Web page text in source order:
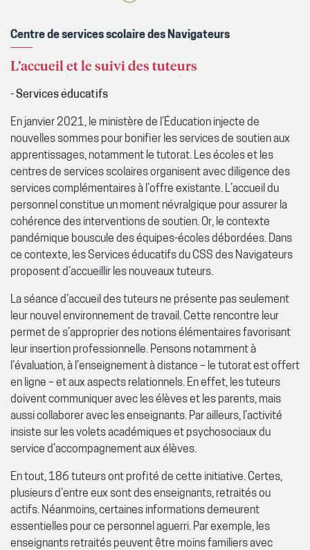
Centre de services scolaire des Navigateurs
L’accueil et le suivi des tuteurs
- Services éducatifs
En janvier 2021, le ministère de l’Éducation injecte de
nouvelles sommes pour bonifier les services de soutien aux
apprentissages, notamment le tutorat. Les écoles et les
centres de services scolaires organisent avec diligence des
services complémentaires à l’offre existante. L’accueil du
personnel constitue un moment névralgique pour assurer la
cohérence des interventions de soutien. Or, le contexte
pandémique bouscule des équipes-écoles débordées. Dans
ce contexte, les Services éducatifs du CSS des Navigateurs
proposent d’accueillir les nouveaux tuteurs.
La séance d’accueil des tuteurs ne présente pas seulement
leur nouvel environnement de travail. Cette rencontre leur
permet de s’approprier des notions élémentaires favorisant
leur insertion professionnelle. Pensons notamment à
l’évaluation, à l’enseignement à distance – le tutorat est offert
en ligne – et aux aspects relationnels. En effet, les tuteurs
doivent communiquer avec les élèves et les parents, mais
aussi collaborer avec les enseignants. Par ailleurs, l’activité
insiste sur les volets académiques et psychosociaux du
service d’accompagnement aux élèves.
En tout, 186 tuteurs ont profité de cette initiative. Certes,
plusieurs d’entre eux sont des enseignants, retraités ou
actifs. Néanmoins, certaines informations demeurent
essentielles pour ce personnel aguerri. Par exemple, les
enseignants retraités peuvent être moins familiers avec